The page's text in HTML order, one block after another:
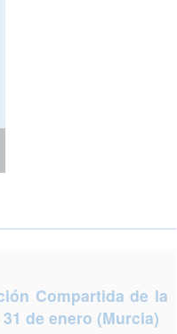
Compartida de la
de enero (Murcia)